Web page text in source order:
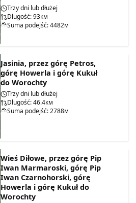
Trzy dni lub dłużej
Długość: 93км
Suma podejść: 4482м
Jasinia, przez górę Petros,
górę Howerla i górę Kukuł
do Worochty
Trzy dni lub dłużej
Długość: 46.4км
Suma podejść: 2788м
Wieś Diłowe, przez górę Pip
Iwan Marmaroski, górę Pip
Iwan Czarnohorski, górę
Howerla i górę Kukuł do
Worochty